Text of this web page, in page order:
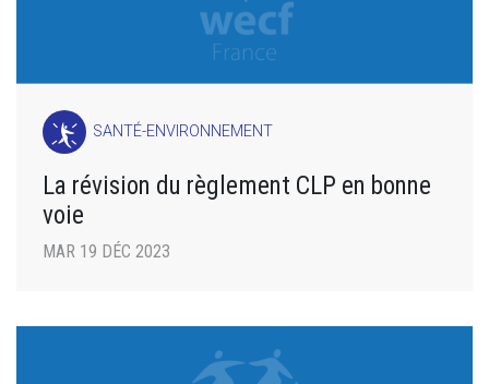
SANTÉ-ENVIRONNEMENT
La révision du règlement CLP en bonne
voie
MAR 19 DÉC 2023